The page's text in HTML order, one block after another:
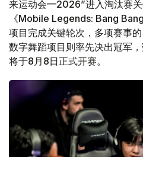
来运动会—2026”进入淘汰赛关
《Mobile Legends: Bang
项目完成关键轮次，多项赛事
数字舞蹈项目则率先决出冠军
将于8月8日正式开赛。